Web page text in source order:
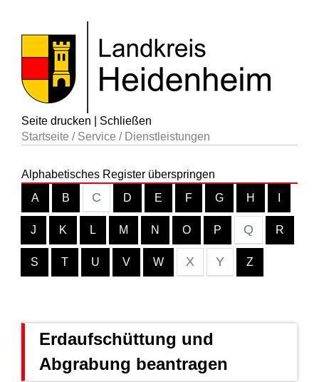
Seite drucken
Schließen
Startseite / Service / Dienstleistungen
Alphabetisches Register überspringen
A
B C D E F G H
J K L M N O P Q R
S T U V W X Y Z
Erdaufschüttung und
Abgrabung beantragen